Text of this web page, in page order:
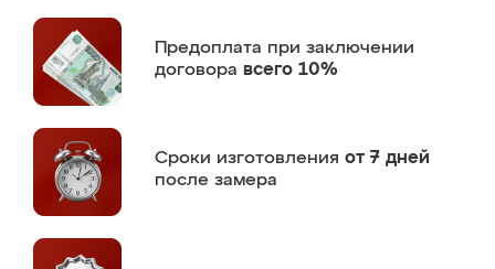
Предоплата при заключении
договора всего 10%
Сроки изготовления от 7 дней
после замера